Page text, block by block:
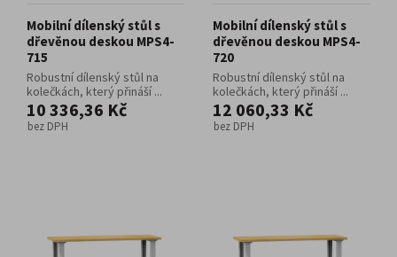
Mobilní dílenský stůl s
dřevěnou deskou MPS4-
715
Robustní dílenský stůl na
kolečkách, který přináší ...
10 336,36 Kč
bez DPH
Mobilní dílenský stůl s
dřevěnou deskou MPS4-
720
Robustní dílenský stůl na
kolečkách, který přináší ...
12 060,33 Kč
bez DPH